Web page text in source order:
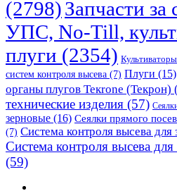
(2798)Запчасти за
УПС, No-Till,
плуги (2354) Культиваторы
систем контроля высева (7) Плуги (15)
органы плугов Текrоne (Текрон)
технические изделия (57)
зерновые (16) Сеялки прямого
(7) Система контроля высева для
Система контроля высева
(59)